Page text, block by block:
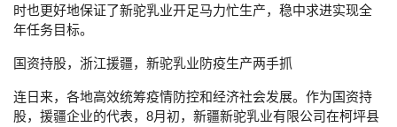
时也更好地保证了新驼乳业开足马力忙生产，稳中求进实现全
年任务目标。
国资持股，浙江援疆，新驼乳业防疫生产两手抓
连日来，各地高效统筹疫情防控和经济社会发展。作为国资持
股，援疆企业的代表， 8月初，新疆新驼乳业有限公司在柯坪县